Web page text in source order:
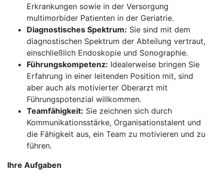
Erkrankungen sowie in der Versorgung
multimorbider Patienten in der Geriatrie.
Diagnostisches Spektrum: Sie sind mit dem
diagnostischen Spektrum der Abteilung vertraut,
einschließlich Endoskopie und Sonographie.
Führungskompetenz: Idealerweise bringen Sie
Erfahrung in einer leitenden Position mit, sind
aber auch als motivierter Oberarzt mit
Führungspotenzial willkommen.
Teamfähigkeit: Sie zeichnen sich durch
Kommunikationsstärke, Organisationstalent und
die Fähigkeit aus, ein Team zu motivieren und zu
führen.
Ihre Aufgaben